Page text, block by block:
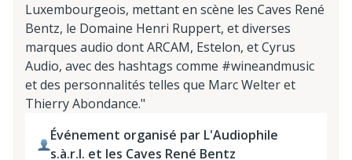
Luxembourgeois, mettant en scène les Caves René
Bentz, le Domaine Henri Ruppert, et diverses
marques audio dont ARCAM, Estelon, et Cyrus
Audio, avec des hashtags comme #wineandmusic
et des personnalités telles que Marc Welter et
Thierry Abondance."
Événement organisé par L'Audiophile
s.à.r.l. et les Caves René Bentz